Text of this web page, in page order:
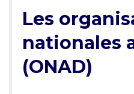
Les
nationales
(ONAD)